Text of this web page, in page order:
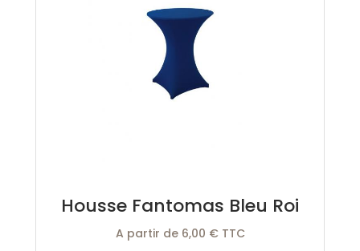
Housse Fantomas Bleu Roi
A partir de 6,00 € TTC